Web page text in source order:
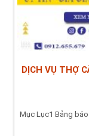
DỊCH VỤ THỢ
Mục Lục1 Bảng